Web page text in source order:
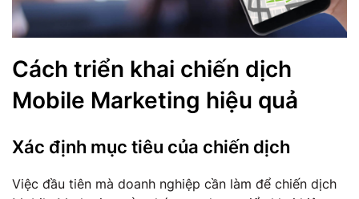
Cách triển khai chiến dịch
Mobile Marketing hiệu quả
Xác định mục tiêu của chiến dịch
Việc đầu tiên mà doanh nghiệp cần làm để chiến dịch